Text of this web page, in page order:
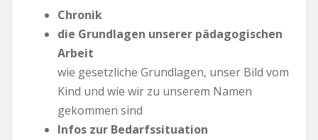
Chronik
die Grundlagen unserer pädagogischen
Arbeit
wie gesetzliche Grundlagen, unser Bild vom
Kind und wie wir zu unserem Namen
gekommen sind
Infos zur Bedarfssituation